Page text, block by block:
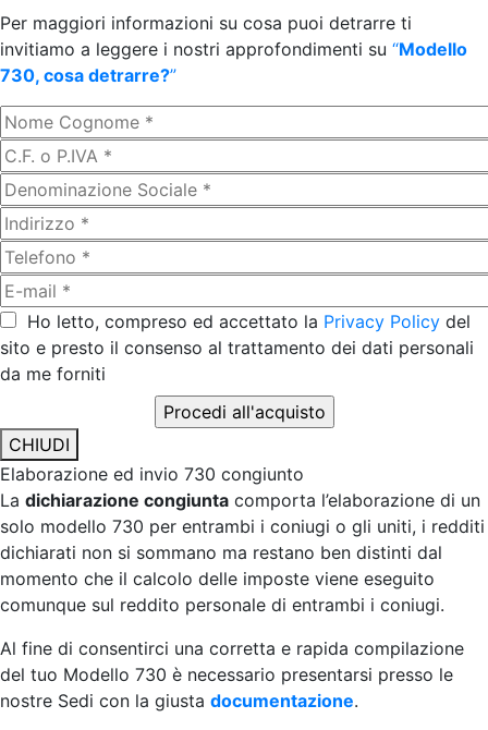
Per maggiori informazioni su cosa puoi detrarre ti
invitiamo a leggere i nostri approfondimenti su “Modello
730, cosa detrarre?”
Ho letto, compreso ed accettato la Privacy Policy del
sito e presto il consenso al trattamento dei dati personali
da me forniti
CHIUDI
Elaborazione ed invio 730 congiunto
La dichiarazione congiunta comporta l’elaborazione di un
solo modello 730 per entrambi i coniugi o gli uniti, i redditi
dichiarati non si sommano ma restano ben distinti dal
momento che il calcolo delle imposte viene eseguito
comunque sul reddito personale di entrambi i coniugi.
Al fine di consentirci una corretta e rapida compilazione
del tuo Modello 730 è necessario presentarsi presso le
nostre Sedi con la giusta documentazione.